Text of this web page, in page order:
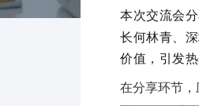
本次交流会
长何林青、
价值，引发热
在分享环节